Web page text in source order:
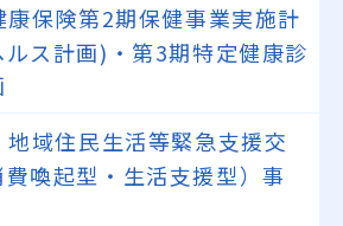
康保険第2期保健事業実施計
ス計画)・第3期特定健康診
域住民生活等緊急支援交
喚起型・生活支援型）事